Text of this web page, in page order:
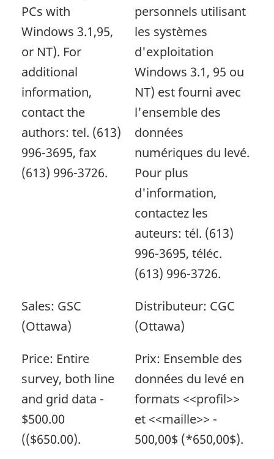
PCs with
Windows 3.1,95,
or NT). For
additional
information,
contact the
authors: tel. (613)
996-3695, fax
(613) 996-3726.
personnels utilisant
les systèmes
d'exploitation
Windows 3.1, 95 ou
NT) est fourni avec
l'ensemble des
données
numériques du levé.
Pour plus
d'information,
contactez les
auteurs: tél. (613)
996-3695, téléc.
(613) 996-3726.
Sales: GSC
(Ottawa)
Distributeur: CGC
(Ottawa)
Price: Entire
survey, both line
and grid data -
$500.00
(($650.00).
Prix: Ensemble des
données du levé en
formats <<profil>>
et <<maille>> -
500,00$ (*650,00$).